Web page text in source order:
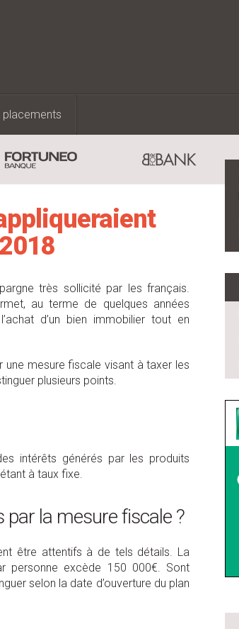
placements
très sollicité par les français.
au terme de quelques années
d’un bien immobilier tout en
une mesure fiscale visant à taxer les
plusieurs points.
intérêts générés par les produits
à taux fixe.
par la mesure fiscale ?
être attentifs à de tels détails. La
personne excède 150 000€. Sont
selon la date d’ouverture du plan